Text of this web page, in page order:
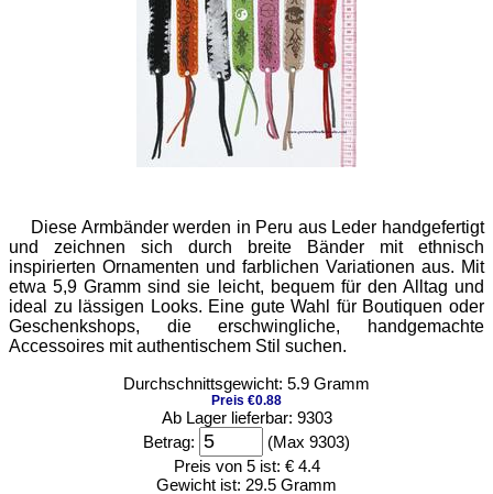
Diese Armbänder werden in Peru aus Leder handgefertigt
und zeichnen sich durch breite Bänder mit ethnisch
inspirierten Ornamenten und farblichen Variationen aus. Mit
etwa 5,9 Gramm sind sie leicht, bequem für den Alltag und
ideal zu lässigen Looks. Eine gute Wahl für Boutiquen oder
Geschenkshops, die erschwingliche, handgemachte
Accessoires mit authentischem Stil suchen.
Durchschnittsgewicht: 5.9 Gramm
Preis €0.88
Ab Lager lieferbar: 9303
Betrag:
(Max 9303)
Preis von 5 ist: € 4.4
Gewicht ist: 29.5 Gramm